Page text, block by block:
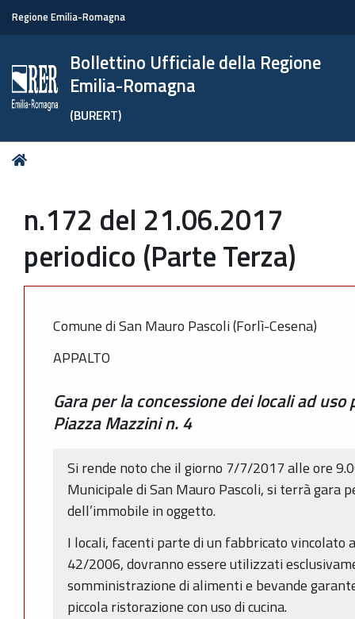
Regione Emilia-Romagna
Bollettino Ufficiale della Regione
Emilia-Romagna
(BURERT)
Tu
n.172 del 21.06.2017
periodico (Parte Terza)
Comune di San Mauro Pascoli (Forlì-Cesena)
APPALTO
Gara per la concessione dei locali ad
Piazza Mazzini n. 4
Si rende noto che il giorno 7/7/2017 alle ore
Municipale di San Mauro Pascoli, si terrà gara
dell’immobile in oggetto.
I locali, facenti parte di un fabbricato vincolato
42/2006, dovranno essere utilizzati
somministrazione di alimenti e bevande
piccola ristorazione con uso di cucina.